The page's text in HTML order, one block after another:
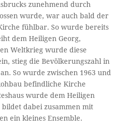
zunehmend durch
wurde, war auch bald der
fühlbar. So wurde bereits
dem Heiligen Georg,
Weltkrieg wurde diese
stieg die Bevölkerungszahl in
So wurde zwischen 1963 und
befindliche Kirche
wurde dem Heiligen
dabei zusammen mit
ein kleines Ensemble.